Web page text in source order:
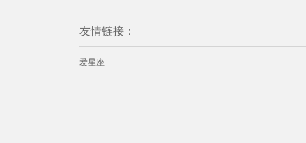
友情链接：
爱星座